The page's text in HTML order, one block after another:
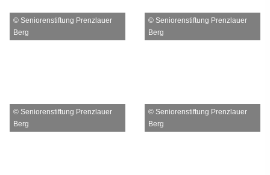
© Seniorenstiftung Prenzlauer
Berg
© Seniorenstiftung Prenzlauer
Berg
© Seniorenstiftung Prenzlauer
Berg
© Seniorenstiftung Prenzlauer
Berg